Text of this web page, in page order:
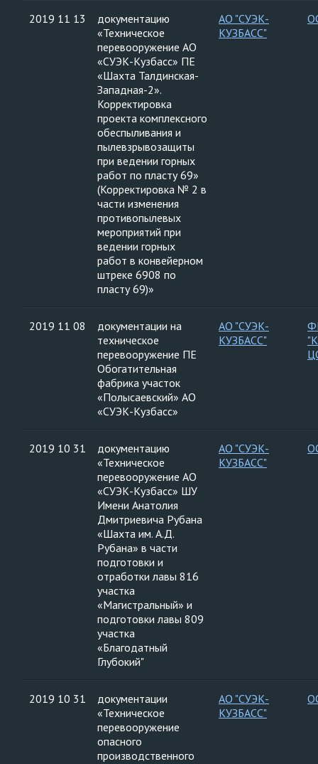
2019 11 13
документацию
«Техническое
перевооружение АО
«СУЭК-Кузбасс» ПЕ
«Шахта Талдинская-
Западная-2».
Корректировка
проекта комплексного
обеспыливания и
пылевзрывозащиты
при ведении горных
работ по пласту 69»
(Корректировка № 2 в
части изменения
противопылевых
мероприятий при
ведении горных
работ в конвейерном
штреке 6908 по
пласту 69)»
АО "СУЭК-
КУЗБАСС"
2019 11 08
документации на
техническое
перевооружение ПЕ
Обогатительная
фабрика участок
«Полысаевский» АО
«СУЭК-Кузбасс»
АО "СУЭК-
КУЗБАСС"
2019 10 31
документацию
«Техническое
перевооружение АО
«СУЭК-Кузбасс» ШУ
Имени Анатолия
Дмитриевича Рубана
«Шахта им. А.Д.
Рубана» в части
подготовки и
отработки лавы 816
участка
«Магистральный» и
подготовки лавы 809
участка
«Благодатный
Глубокий"
АО "СУЭК-
КУЗБАСС"
2019 10 31
документации
«Техническое
перевооружение
опасного
производственного
АО "СУЭК-
КУЗБАСС"